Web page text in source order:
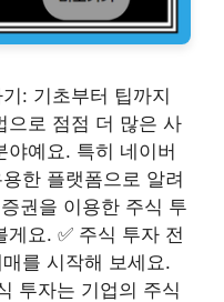
: 기초부터 팁까지
으로 점점 더 많은 사
야예요. 특히 네이버
한 플랫폼으로 알려
권을 이용한 주식 투
요. ✅ 주식 투자 전
를 시작해 보세요.
투자는 기업의 주식